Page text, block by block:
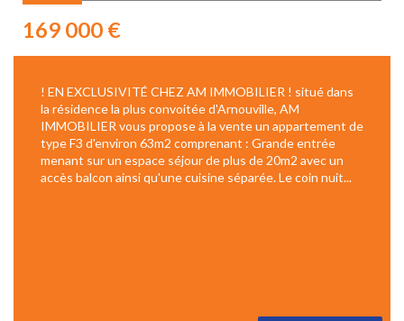
169 000 €
! EN EXCLUSIVITÉ CHEZ AM IMMOBILIER ! situé dans
la résidence la plus convoitée d'Arnouville, AM
IMMOBILIER vous propose à la vente un appartement de
type F3 d'environ 63m2 comprenant : Grande entrée
menant sur un espace séjour de plus de 20m2 avec un
accès balcon ainsi qu'une cuisine séparée. Le coin nuit...